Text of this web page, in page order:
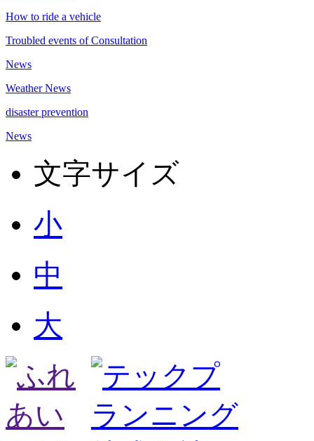
How to ride a vehicle
Troubled events of Consultation
News
Weather News
disaster prevention
News
文字サイズ
小
中
大